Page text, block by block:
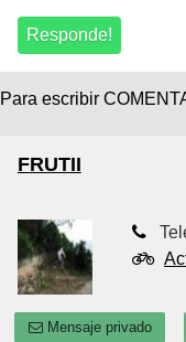
Para escribir
FRUTII
Mensaje privado